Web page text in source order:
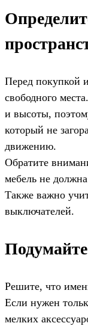
Перед покупкой
свободного
и высоты,
который не
движению.
Обратите
мебель не
Также важно
выключателей.
Решите, что
Если нужен
мелких